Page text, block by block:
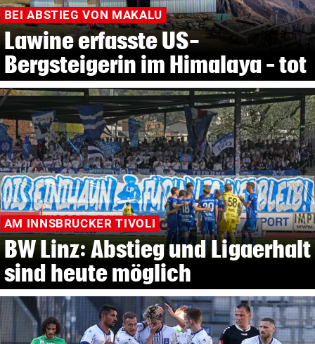
BEI ABSTIEG VON MAKALU
Lawine erfasste US-
Bergsteigerin im Himalaya – tot
AM INNSBRUCKER TIVOLI
BW Linz: Abstieg und Ligaerhalt
sind heute möglich